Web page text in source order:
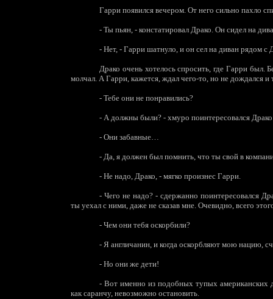
Гарри появился вечером. От него сильно пахло
- Ты пьян, - констатировал Драко. Он сидел на
- Нет, - Гарри шатнуло, и он сел на диван рядом
Драко очень хотелось спросить, где Гарри был.
молчал. А Гарри, кажется, ждал чего-то, но не дождался и
- Тебе они не понравились?
- А должны были? - хмуро поинтересовался
- Они забавные…
- Да, я должен был помнить, что ты свой в
- Не надо, Драко, - мягко произнес Гарри.
- Чего не надо? - сдержанно поинтересовался
ты уехал с ними, даже не сказав мне. Очевидно, всего
- Чем они тебя оскорбили?
- Я англичанин, и когда оскорбляют мою нацию,
- Но они же дети!
- Вот именно из подобных тупых американских
как саранчу, невозможно остановить.